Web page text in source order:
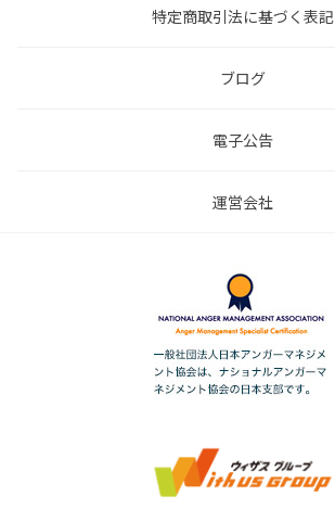
特定商取引法に基づく表記
ブログ
電子公告
運営会社